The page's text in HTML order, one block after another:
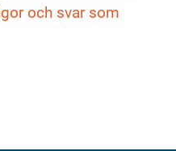
och svar som